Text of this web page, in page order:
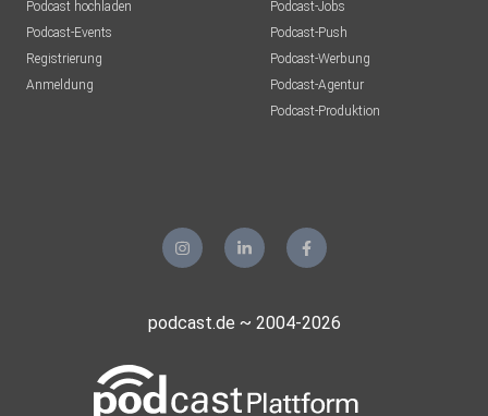
Podcast hochladen
Podcast-Events
Registrierung
Anmeldung
Podcast-Jobs
Podcast-Push
Podcast-Werbung
Podcast-Agentur
Podcast-Produktion
podcast.de ~ 2004-2026